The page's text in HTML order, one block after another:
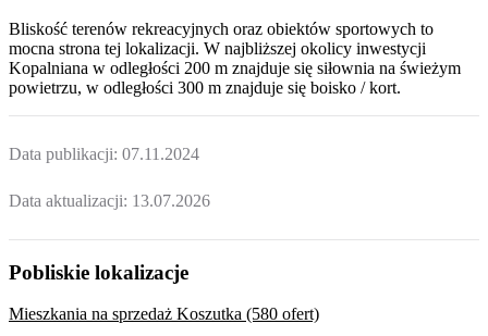
Bliskość terenów rekreacyjnych oraz obiektów sportowych to
mocna strona tej lokalizacji. W najbliższej okolicy inwestycji
Kopalniana w odległości 200 m znajduje się siłownia na świeżym
powietrzu, w odległości 300 m znajduje się boisko / kort.
Data publikacji: 07.11.2024
Data aktualizacji: 13.07.2026
Pobliskie lokalizacje
Mieszkania na sprzedaż Koszutka (580 ofert)